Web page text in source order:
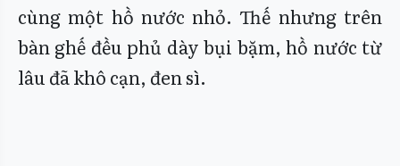
cùng một hồ nước nhỏ. Thế nhưng trên
bàn ghế đều phủ dày bụi bặm, hồ nước từ
lâu đã khô cạn, đen sì.